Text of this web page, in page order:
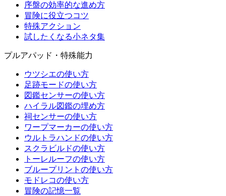
序盤の効率的な進め方
冒険に役立つコツ
特殊アクション
試したくなる小ネタ集
プルアパッド・特殊能力
ウツシエの使い方
足跡モードの使い方
図鑑センサーの使い方
ハイラル図鑑の埋め方
祠センサーの使い方
ワープマーカーの使い方
ウルトラハンドの使い方
スクラビルドの使い方
トーレルーフの使い方
ブループリントの使い方
モドレコの使い方
冒険の記憶一覧